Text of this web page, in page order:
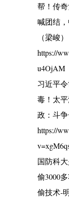
帮！传
喊团结
（梁峻）
https://
u4OjAM
习近平
毒！太
政：斗
https://
国防科
偷3000
偷技术-